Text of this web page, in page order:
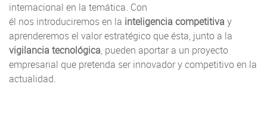
internacional en la temática. Con
él nos introduciremos en la inteligencia competitivay
aprenderemos el valor estratégico que ésta, junto a la
vigilancia tecnológica, pueden aportar a un proyecto
empresarial que pretenda ser innovador y competitivo en la
actualidad.